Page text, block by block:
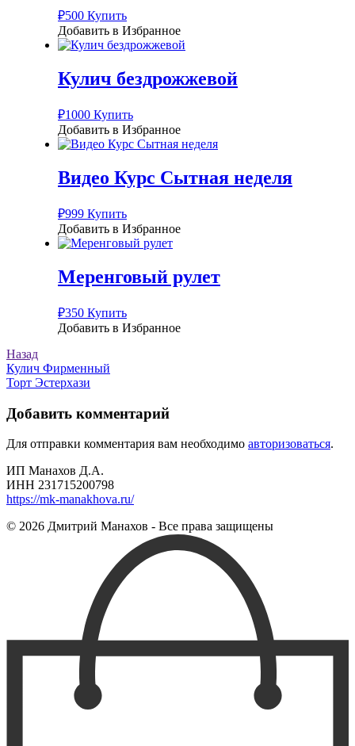
₽500 Купить
Добавить в Избранное
Кулич бездрожжевой
₽1000 Купить
Добавить в Избранное
Видео Курс Сытная неделя
₽999 Купить
Добавить в Избранное
Меренговый рулет
₽350 Купить
Добавить в Избранное
Назад
Навигация
по
записям
Кулич Фирменный
Торт Эстерхази
Добавить комментарий
Для отправки комментария вам необходимо авторизоваться.
ИП Манахов Д.А.
ИНН 231715200798
https://mk-manakhova.ru/
© 2026 Дмитрий Манахов - Все права защищены